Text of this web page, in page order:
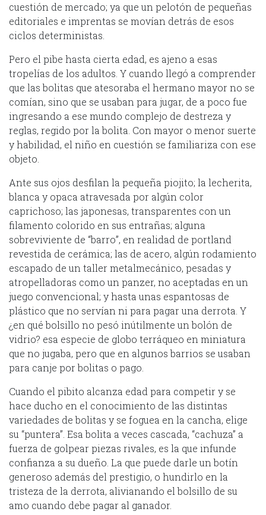
cuestión de mercado; ya que un pelotón de pequeñas
editoriales e imprentas se movían detrás de esos
ciclos deterministas.
Pero el pibe hasta cierta edad, es ajeno a esas
tropelías de los adultos. Y cuando llegó a comprender
que las bolitas que atesoraba el hermano mayor no se
comían, sino que se usaban para jugar, de a poco fue
ingresando a ese mundo complejo de destreza y
reglas, regido por la bolita. Con mayor o menor suerte
y habilidad, el niño en cuestión se familiariza con ese
objeto.
Ante sus ojos desfilan la pequeña piojito; la lecherita,
blanca y opaca atravesada por algún color
caprichoso; las japonesas, transparentes con un
filamento colorido en sus entrañas; alguna
sobreviviente de “barro”, en realidad de portland
revestida de cerámica; las de acero, algún rodamiento
escapado de un taller metalmecánico, pesadas y
atropelladoras como un panzer, no aceptadas en un
juego convencional; y hasta unas espantosas de
plástico que no servían ni para pagar una derrota. Y
¿en qué bolsillo no pesó inútilmente un bolón de
vidrio? esa especie de globo terráqueo en miniatura
que no jugaba, pero que en algunos barrios se usaban
para canje por bolitas o pago.
Cuando el pibito alcanza edad para competir y se
hace ducho en el conocimiento de las distintas
variedades de bolitas y se foguea en la cancha, elige
su “puntera”. Esa bolita a veces cascada, “cachuza” a
fuerza de golpear piezas rivales, es la que infunde
confianza a su dueño. La que puede darle un botín
generoso además del prestigio, o hundirlo en la
tristeza de la derrota, alivianando el bolsillo de su
amo cuando debe pagar al ganador.